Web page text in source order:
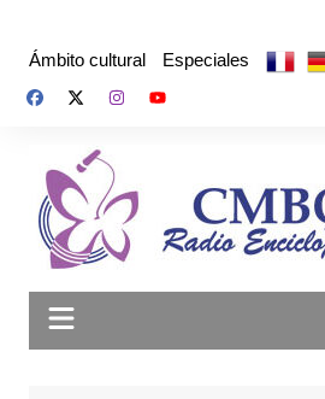
Ámbito cultural Especiales